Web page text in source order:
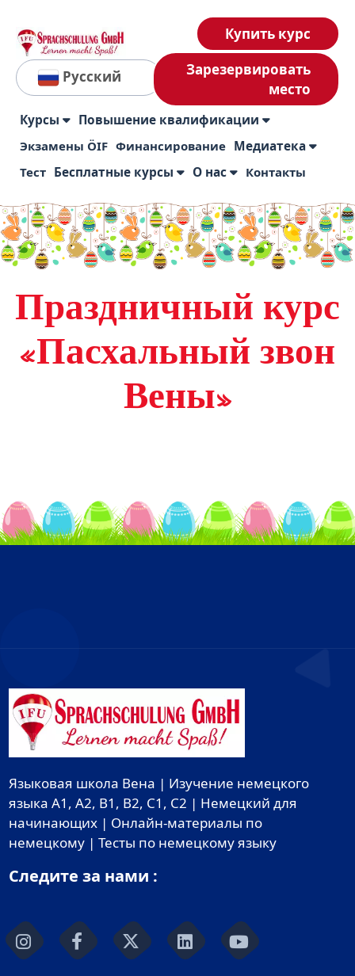
Русский
Купить курс
Зарезервировать
место
Курсы Повышение квалификации
Экзамены ÖIF Финансирование Медиатека
Тест Бесплатные курсы О нас Контакты
Праздничный курс
«Пасхальный звон
Вены»
Языковая школа Вена | Изучение немецкого
языка A1, A2, B1, B2, C1, C2 | Немецкий для
начинающих | Онлайн-материалы по
немецкому | Тесты по немецкому языку
Следите за нами :